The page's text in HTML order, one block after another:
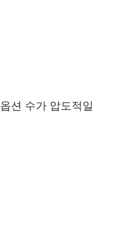
션 수가 압도적일